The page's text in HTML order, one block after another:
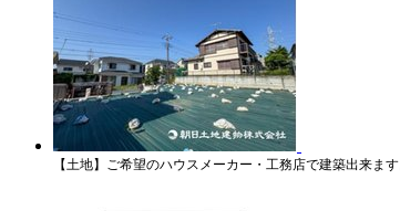
【土地】ご希望のハウスメーカー・工務店で建築出来ま